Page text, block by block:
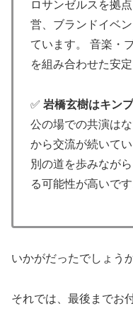
ロサンゼルスを拠
営、ブランドイベ
ています。 音楽・
を組み合わせた安
✅ 岩橋玄樹はキン
公の場での共演は
から交流が続いて
別の道を歩みなが
る可能性が高いです
いかがだったでしょう
それでは、最後までお